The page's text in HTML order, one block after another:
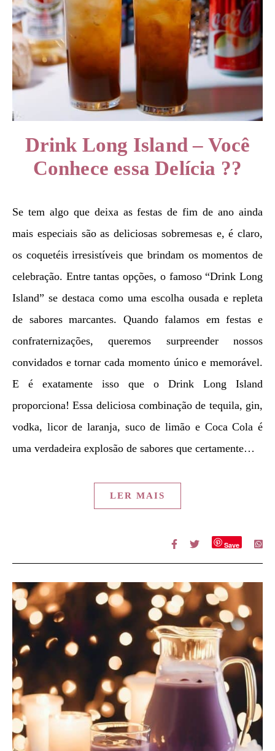
Drink Long Island – Você
Conhece essa Delícia ??
Se tem algo que deixa as festas de fim de ano ainda
mais especiais são as deliciosas sobremesas e, é claro,
os coquetéis irresistíveis que brindam os momentos de
celebração. Entre tantas opções, o famoso “Drink Long
Island” se destaca como uma escolha ousada e repleta
de sabores marcantes. Quando falamos em festas e
confraternizações, queremos surpreender nossos
convidados e tornar cada momento único e memorável.
E é exatamente isso que o Drink Long Island
proporciona! Essa deliciosa combinação de tequila, gin,
vodka, licor de laranja, suco de limão e Coca Cola é
uma verdadeira explosão de sabores que certamente…
LER MAIS
Save